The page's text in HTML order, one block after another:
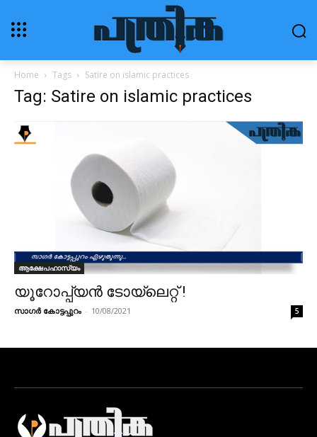
Home Tags Satire on islamic practices
Tag: Satire on islamic practices
ആക്ഷേപഹാസ്യം
യൂറോപ്പ്യൻ ടോയ്‌ലെറ്റ് !
സാഗർ കോട്ടപ്പുറം - 10/08/2021 5